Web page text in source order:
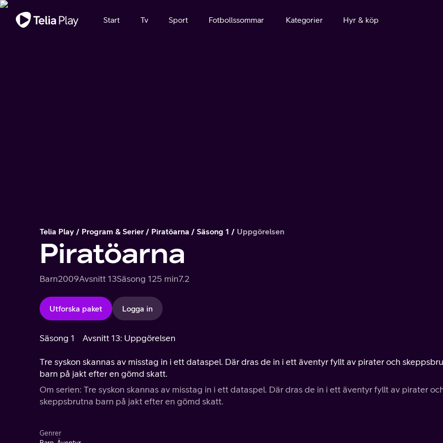
Viktigt meddelande
Start Tv Sport Fotbollssommar Kategorier Hyr & köp
Telia Play Program & Serier Piratöarna Säsong 1 Uppgörelsen
Piratöarna
Barn2009Avsnitt 13Säsong 125 min7.2
Utforska paket Logga in
Säsong 1 Avsnitt 13: Uppgörelsen
Tre syskon skannas av misstag in i ett dataspel. Där dras de in i ett äventyr fyllt av pirater och
barn på jakt efter en gömd skatt.
Om serien: Tre syskon skannas av misstag in i ett dataspel. Där dras de in i ett äventyr fyllt av pirater
skeppsbrutna barn på jakt efter en gömd skatt.
Genrer